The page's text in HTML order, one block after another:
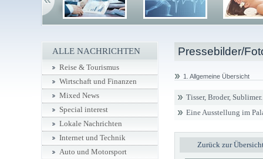
Pressebilder/
1. Allgemeine Übersicht
Tisser, Broder,
Eine Ausstellung im
Zurück zur
ALLE NACHRICHTEN
Reise & Tourismus
Wirtschaft und Finanzen
Mixed News
Special interest
Lokale Nachrichten
Internet und Technik
Auto und Motorsport